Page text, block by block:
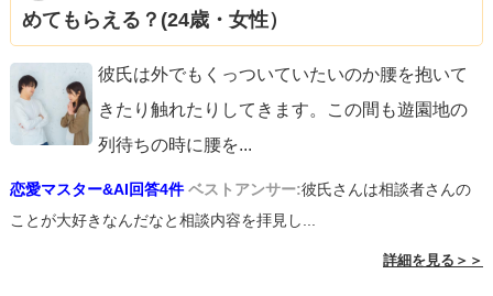
めてもらえる？(24歳・女性）
彼氏は外でもくっついていたいのか腰を抱いて
きたり触れたりしてきます。この間も遊園地の
列待ちの時に腰を...
恋愛マスター&AI回答4件 ベストアンサー:彼氏さんは相談者さんの
ことが大好きなんだなと相談内容を拝見し...
詳細を見る＞＞